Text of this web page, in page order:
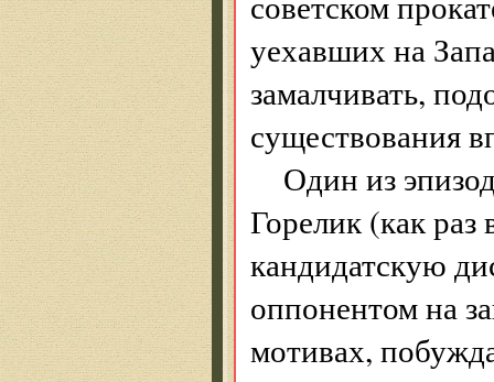
уехавших на
замалчивать,
существования
Один из
Горелик (как
кандидатскую
оппонентом на
мотивах,